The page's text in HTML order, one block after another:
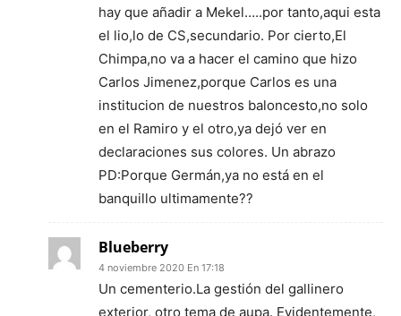
hay que añadir a Mekel…..por tanto,aqui esta
el lio,lo de CS,secundario. Por cierto,El
Chimpa,no va a hacer el camino que hizo
Carlos Jimenez,porque Carlos es una
institucion de nuestros baloncesto,no solo
en el Ramiro y el otro,ya dejó ver en
declaraciones sus colores. Un abrazo
PD:Porque Germán,ya no está en el
banquillo ultimamente??
Blueberry
4 noviembre 2020 En 17:18
Un cementerio.La gestión del gallinero
exterior, otro tema de aupa. Evidentemente,